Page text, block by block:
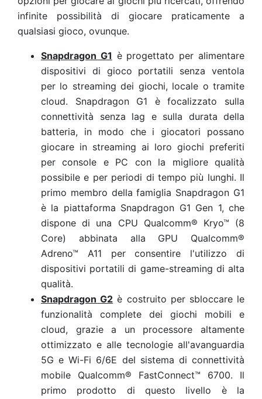
infinite possibilità di giocare praticamente a
qualsiasi gioco, ovunque.
Snapdragon G1 è progettato per alimentare
dispositivi di gioco portatili senza ventola
per lo streaming dei giochi, locale o tramite
cloud. Snapdragon G1 è focalizzato sulla
connettività senza lag e sulla durata della
batteria, in modo che i giocatori possano
giocare in streaming ai loro giochi preferiti
per console e PC con la migliore qualità
possibile e per periodi di tempo più lunghi. Il
primo membro della famiglia Snapdragon G1
è la piattaforma Snapdragon G1 Gen 1, che
dispone di una CPU Qualcomm® Kryo™ (8
Core) abbinata alla GPU Qualcomm®
Adreno™ A11 per consentire l'utilizzo di
dispositivi portatili di game-streaming di alta
qualità.
Snapdragon G2 è costruito per sbloccare le
funzionalità complete dei giochi mobili e
cloud, grazie a un processore altamente
ottimizzato e alle tecnologie all'avanguardia
5G e Wi-Fi 6/6E del sistema di connettività
mobile Qualcomm® FastConnect™ 6700. Il
primo prodotto di questo livello è la